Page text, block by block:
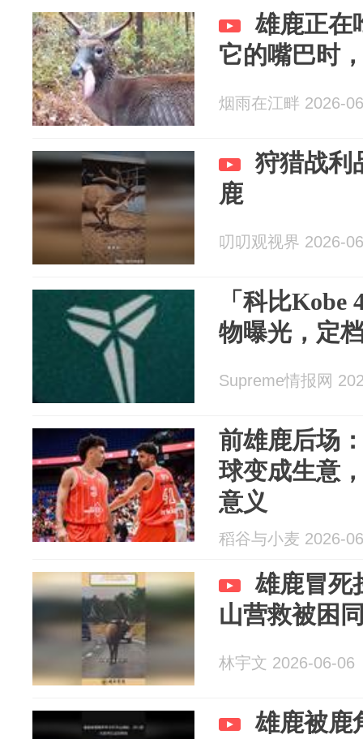
雄鹿正在
它的嘴巴时
烟雨在江畔 2026-
狩猎战利
鹿
叨叨观视界 2026-
「科比
物曝光，定
Supreme情报网
前雄鹿后场
球变成生意
意义
稻谷与小麦 2026-
雄鹿冒死
山营救被困
林宇文 2026-06-06
雄鹿被鹿